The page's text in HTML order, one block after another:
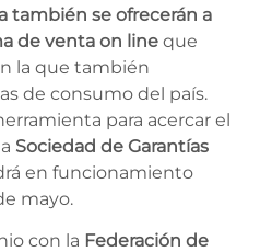
también se ofrecerán a
de venta on line que
la que también
de consumo del país.
para acercar el
Sociedad de Garantías
en funcionamiento
mayo.
con la Federación de